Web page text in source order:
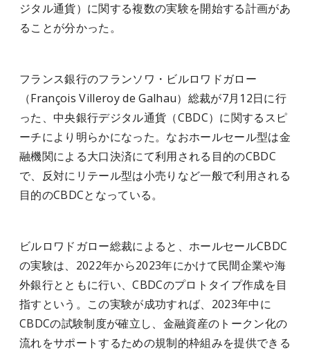
ジタル通貨）に関する複数の実験を開始する計画があ
ることが分かった。
フランス銀行のフランソワ・ビルロワドガロー
（François Villeroy de Galhau）総裁が7月12日に行
った、中央銀行デジタル通貨（CBDC）に関するスピ
ーチにより明らかになった。なおホールセール型は金
融機関による大口決済にて利用される目的のCBDC
で、反対にリテール型は小売りなど一般で利用される
目的のCBDCとなっている。
ビルロワドガロー総裁によると、ホールセールCBDC
の実験は、2022年から2023年にかけて民間企業や海
外銀行とともに行い、CBDCのプロトタイプ作成を目
指すという。この実験が成功すれば、2023年中に
CBDCの試験制度が確立し、金融資産のトークン化の
流れをサポートするための規制的枠組みを提供できる